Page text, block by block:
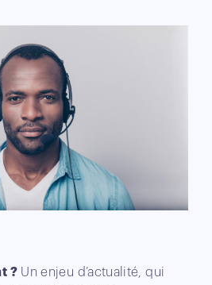
? Un enjeu d’actualité, qui